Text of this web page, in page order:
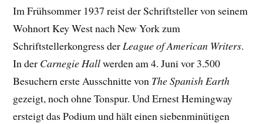
Im Frühsommer 1937 reist der Schriftsteller von seinem
Wohnort Key West nach New York zum
Schriftstellerkongress derLeague of American Writers.
In der Carnegie Hallwerden am 4. Juni vor 3.500
Besuchern erste Ausschnitte von The Spanish Earth
gezeigt, noch ohne Tonspur. Und Ernest Hemingway
ersteigt das Podium und hält einen siebenminütigen